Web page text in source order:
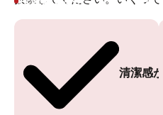
清潔感
投票ありがとうございます